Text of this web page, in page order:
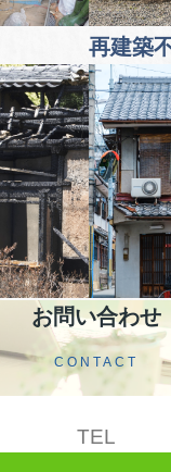
再建築
お問い合わせ
CONTACT
TEL